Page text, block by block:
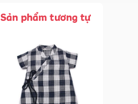
Sản phẩm tương tự